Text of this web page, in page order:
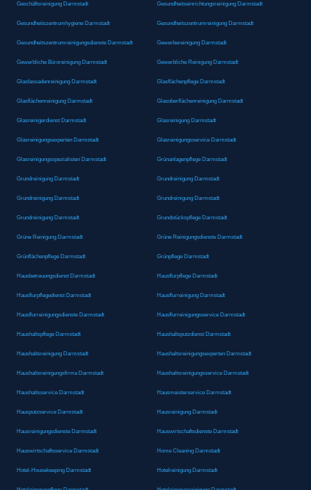
Geschäftsreinigung Darmstadt Gesundheitseinrichtungsreinigung Darmstadt
Gesundheitszentrumhygiene Darmstadt Gesundheitszentrumreinigung Darmstadt
Gesundheitszentrumreinigungsdienste Darmstadt Gewerbereinigung Darmstadt
Gewerbliche Büroreinigung Darmstadt Gewerbliche Reinigung Darmstadt
Glasfassadenreinigung Darmstadt Glasflächenpflege Darmstadt
Glasflächenreinigung Darmstadt Glasoberflächenreinigung Darmstadt
Glasreinigerdienst Darmstadt Glasreinigung Darmstadt
Glasreinigungsexperten Darmstadt Glasreinigungsservice Darmstadt
Glasreinigungsspezialisten Darmstadt Grünanlagenpflege Darmstadt
Grundreinigung Darmstadt Grundreinigung Darmstadt
Grundreinigung Darmstadt Grundreinigung Darmstadt
Grundreinigung Darmstadt Grundstückspflege Darmstadt
Grüne Reinigung Darmstadt Grüne Reinigungsdienste Darmstadt
Grünflächenpflege Darmstadt Grünpflege Darmstadt
Hausbetreuungsdienst Darmstadt Hausflurpflege Darmstadt
Hausflurpflegedienst Darmstadt Hausflurreinigung Darmstadt
Hausflurreinigungsdienste Darmstadt Hausflurreinigungsservice Darmstadt
Haushaltspflege Darmstadt Haushaltsputzdienst Darmstadt
Haushaltsreinigung Darmstadt Haushaltsreinigungsexperten Darmstadt
Haushaltsreinigungsfirma Darmstadt Haushaltsreinigungsservice Darmstadt
Haushaltsservice Darmstadt Hausmeisterservice Darmstadt
Hausputzservice Darmstadt Hausreinigung Darmstadt
Hausreinigungsdienste Darmstadt Hauswirtschaftsdienste Darmstadt
Hauswirtschaftsservice Darmstadt Home Cleaning Darmstadt
Hotel-Housekeeping Darmstadt Hotelreinigung Darmstadt